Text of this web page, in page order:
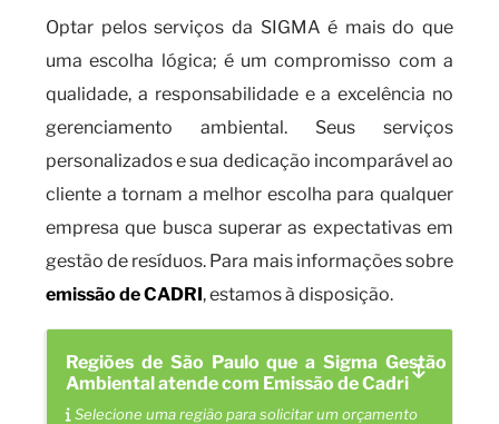
Optar pelos serviços da SIGMA é mais do que
uma escolha lógica; é um compromisso com a
qualidade, a responsabilidade e a excelência no
gerenciamento ambiental. Seus serviços
personalizados e sua dedicação incomparável ao
cliente a tornam a melhor escolha para qualquer
empresa que busca superar as expectativas em
gestão de resíduos. Para mais informações sobre
emissão de CADRI, estamos à disposição.
Regiões de São Paulo que a Sigma Gestão
Ambiental atende com Emissão de Cadri
Selecione uma região para solicitar um orçamento